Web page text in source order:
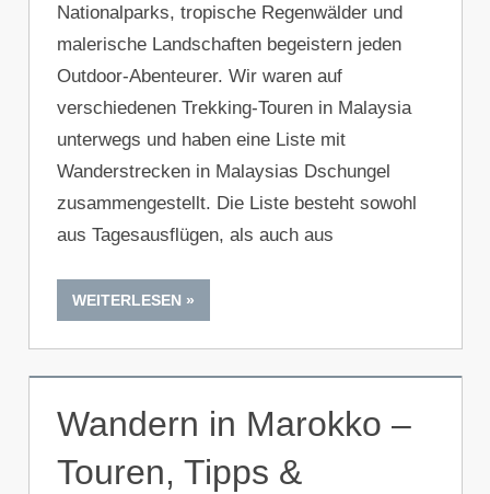
Nationalparks, tropische Regenwälder und
malerische Landschaften begeistern jeden
Outdoor-Abenteurer. Wir waren auf
verschiedenen Trekking-Touren in Malaysia
unterwegs und haben eine Liste mit
Wanderstrecken in Malaysias Dschungel
zusammengestellt. Die Liste besteht sowohl
aus Tagesausflügen, als auch aus
WEITERLESEN
Wandern in Marokko –
Touren, Tipps &